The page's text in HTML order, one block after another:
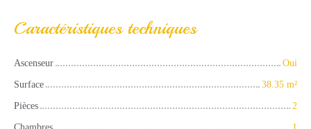
Caractéristiques techniques
Ascenseur
Oui
Surface
38.35 m²
Pièces
2